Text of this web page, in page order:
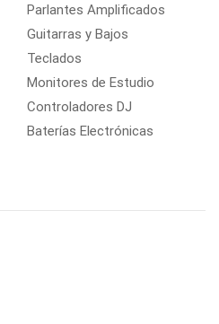
Parlantes Amplificados
Guitarras y Bajos
Teclados
Monitores de Estudio
Controladores DJ
Baterías Electrónicas